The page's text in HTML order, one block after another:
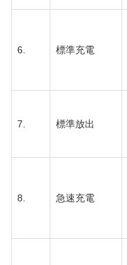
6. 標準充電
7. 標準放出
8. 急速充電